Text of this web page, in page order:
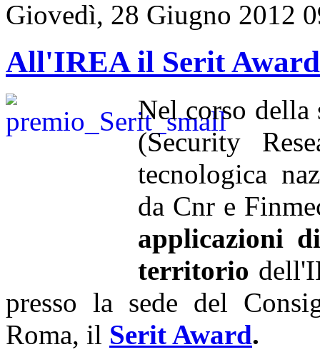
Giovedì, 28 Giugno 2012
All'IREA il Serit
Nel corso della
(Security
tecnologica
da Cnr e
applicazioni
territorio
presso la sede del
Roma, il Serit Award.